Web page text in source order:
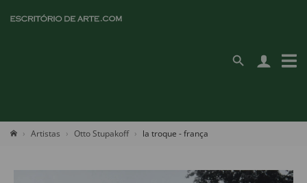
Artistas Otto Stupakoff la troque - frança